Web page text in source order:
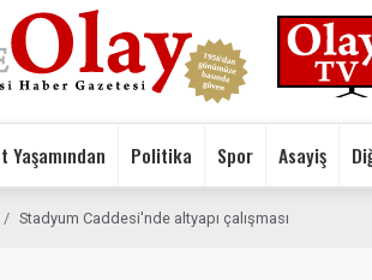
Yaşamından Politika Spor Asayiş
Stadyum Caddesi'nde altyapı çalışması